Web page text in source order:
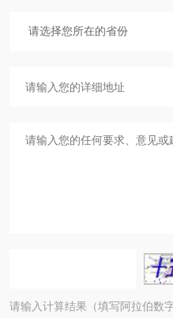
请输入计算结果（填写阿拉伯数